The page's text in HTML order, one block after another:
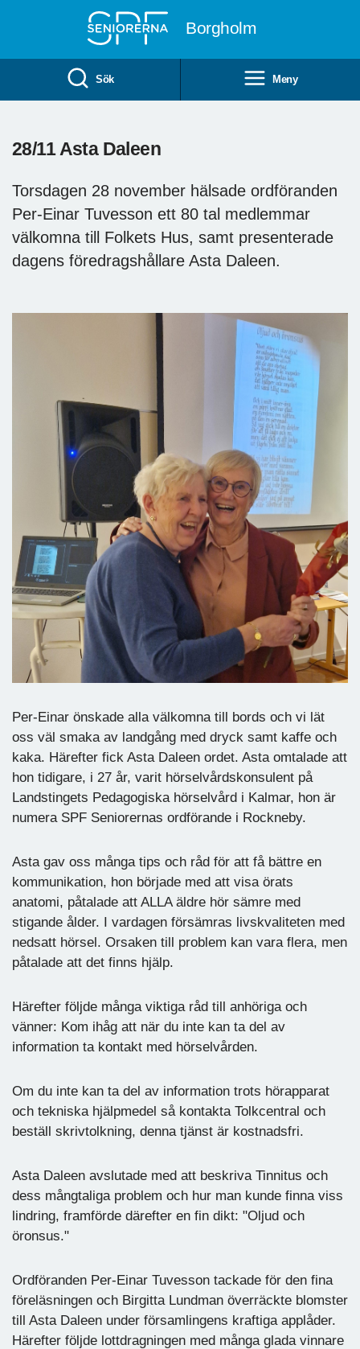
Borgholm
Sök Meny
28/11 Asta Daleen
Torsdagen 28 november hälsade ordföranden
Per-Einar Tuvesson ett 80 tal medlemmar
välkomna till Folkets Hus, samt presenterade
dagens föredragshållare Asta Daleen.
Per-Einar önskade alla välkomna till bords och vi lät
oss väl smaka av landgång med dryck samt kaffe och
kaka. Härefter fick Asta Daleen ordet. Asta omtalade att
hon tidigare, i 27 år, varit hörselvårdskonsulent på
Landstingets Pedagogiska hörselvård i Kalmar, hon är
numera SPF Seniorernas ordförande i Rockneby.
Asta gav oss många tips och råd för att få bättre en
kommunikation, hon började med att visa örats
anatomi, påtalade att ALLA äldre hör sämre med
stigande ålder. I vardagen försämras livskvaliteten med
nedsatt hörsel. Orsaken till problem kan vara flera, men
påtalade att det finns hjälp.
Härefter följde många viktiga råd till anhöriga och
vänner: Kom ihåg att när du inte kan ta del av
information ta kontakt med hörselvården.
Om du inte kan ta del av information trots hörapparat
och tekniska hjälpmedel så kontakta Tolkcentral och
beställ skrivtolkning, denna tjänst är kostnadsfri.
Asta Daleen avslutade med att beskriva Tinnitus och
dess mångtaliga problem och hur man kunde finna viss
lindring, framförde därefter en fin dikt: "Oljud och
öronsus."
Ordföranden Per-Einar Tuvesson tackade för den fina
föreläsningen och Birgitta Lundman överräckte blomster
till Asta Daleen under församlingens kraftiga applåder.
Härefter följde lottdragningen med många glada vinnare